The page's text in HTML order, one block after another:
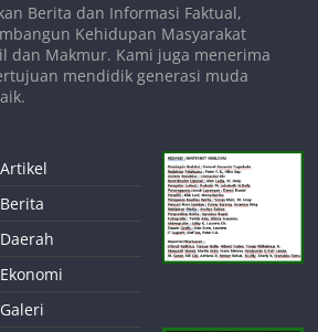
Berita dan Informasi Faktual,
Kehidupan Masyarakat
dan Makmur. Kami juga menerima
mendidik generasi muda
Artikel
Berita
Daerah
Ekonomi
Galeri